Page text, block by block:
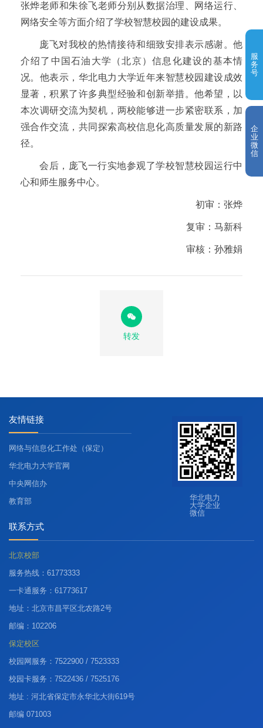
张烨老师和朱徐飞老师分别从数据治理、网络运行、
网络安全等方面介绍了学校智慧校园的建设成果。
庞飞对我校的热情接待和细致安排表示感谢。他
介绍了中国石油大学（北京）信息化建设的基本情
况。他表示，华北电力大学近年来智慧校园建设成效
显著，积累了许多典型经验和创新举措。他希望，以
本次调研交流为契机，两校能够进一步紧密联系，加
强合作交流，共同探索高校信息化高质量发展的新路
径。
会后，庞飞一行实地参观了学校智慧校园运行中
心和师生服务中心。
初审：张烨
复审：马新科
审核：孙雅娟
转发
服
务
号
企
业
微
信
友情链接
网络与信息化工作处（保定）
华北电力大学官网
中央网信办
教育部
联系方式
北京校部
服务热线：61773333
一卡通服务：61773617
地址：北京市昌平区北农路2号
邮编：102206
保定校区
校园网服务：7522900 / 7523333
校园卡服务：7522436 / 7525176
地址 : 河北省保定市永华北大街619号
邮编 071003
华北电力
大学企业
微信